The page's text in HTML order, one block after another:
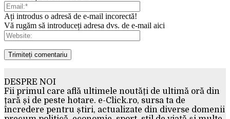
Ați introdus o adresă de e-mail incorectă!
Vă rugăm să introduceți adresa dvs. de e-mail aici
DESPRE NOI
Fii primul care află ultimele noutăți de ultimă oră din
țară și de peste hotare. e-Click.ro, sursa ta de
încredere pentru știri, actualizate din diverse domenii